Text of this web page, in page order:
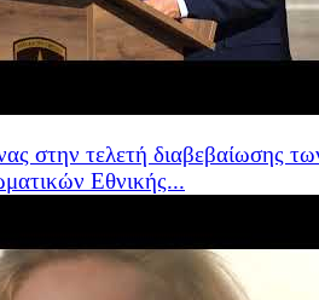
στην τελετή διαβεβαίωσης
Εθνικής...